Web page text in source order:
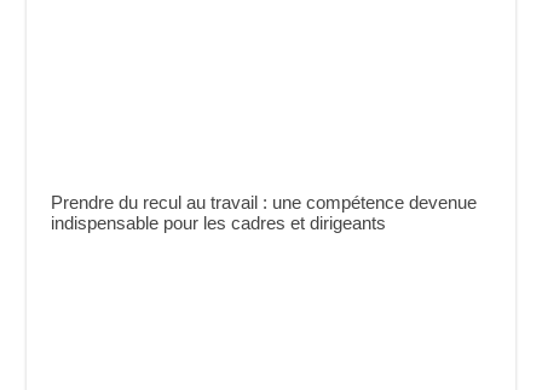
Prendre du recul au travail : une compétence devenue
indispensable pour les cadres et dirigeants